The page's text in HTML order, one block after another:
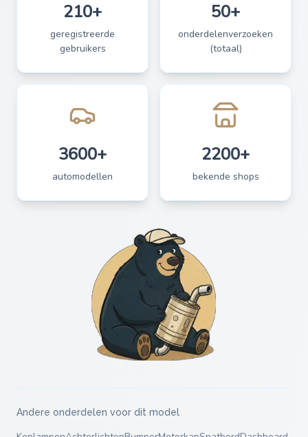
210+
geregistreerde
gebruikers
50+
onderdelenverzoeken
(totaal)
3600+
automodellen
2200+
bekende shops
Andere onderdelen voor dit model